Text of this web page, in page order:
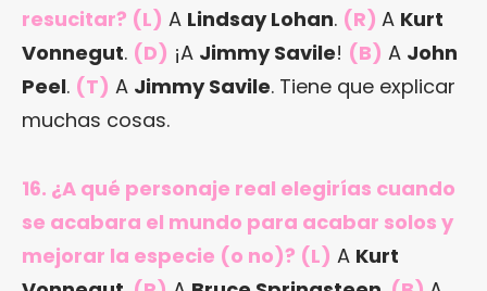
resucitar? (L) A Lindsay Lohan. (R) A Kurt
Vonnegut. (D) ¡A Jimmy Savile! (B) A John
Peel. (T) A Jimmy Savile. Tiene que explicar
muchas cosas.
16. ¿A qué personaje real elegirías cuando
se acabara el mundo para acabar solos y
mejorar la especie (o no)? (L) A Kurt